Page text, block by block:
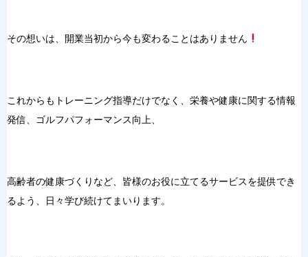
その想いは、開業当初から今も変わることはありません
これからもトレーニング指導だけでなく、栄養や健康に関する情報
発信、ゴルフパフォーマンス向上、
高齢者の健康づくりなど、皆様のお役に立てるサービスを提供でき
るよう、日々学び続けてまいります。